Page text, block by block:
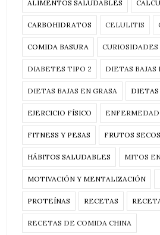
ALIMENTOS SALUDABLES
CARBOHIDRATOS CELULITIS
COMIDA BASURA CURIOSIDADES
DIABETES TIPO 2 DIETAS BAJAS
DIETAS BAJAS EN GRASA
EJERCICIO FÍSICO
FITNESS Y PESAS FRUTOS SECOS
HÁBITOS SALUDABLES MITOS
MOTIVACIÓN Y MENTALIZACIÓN
PROTEÍNAS RECETAS
RECETAS DE COMIDA CHINA